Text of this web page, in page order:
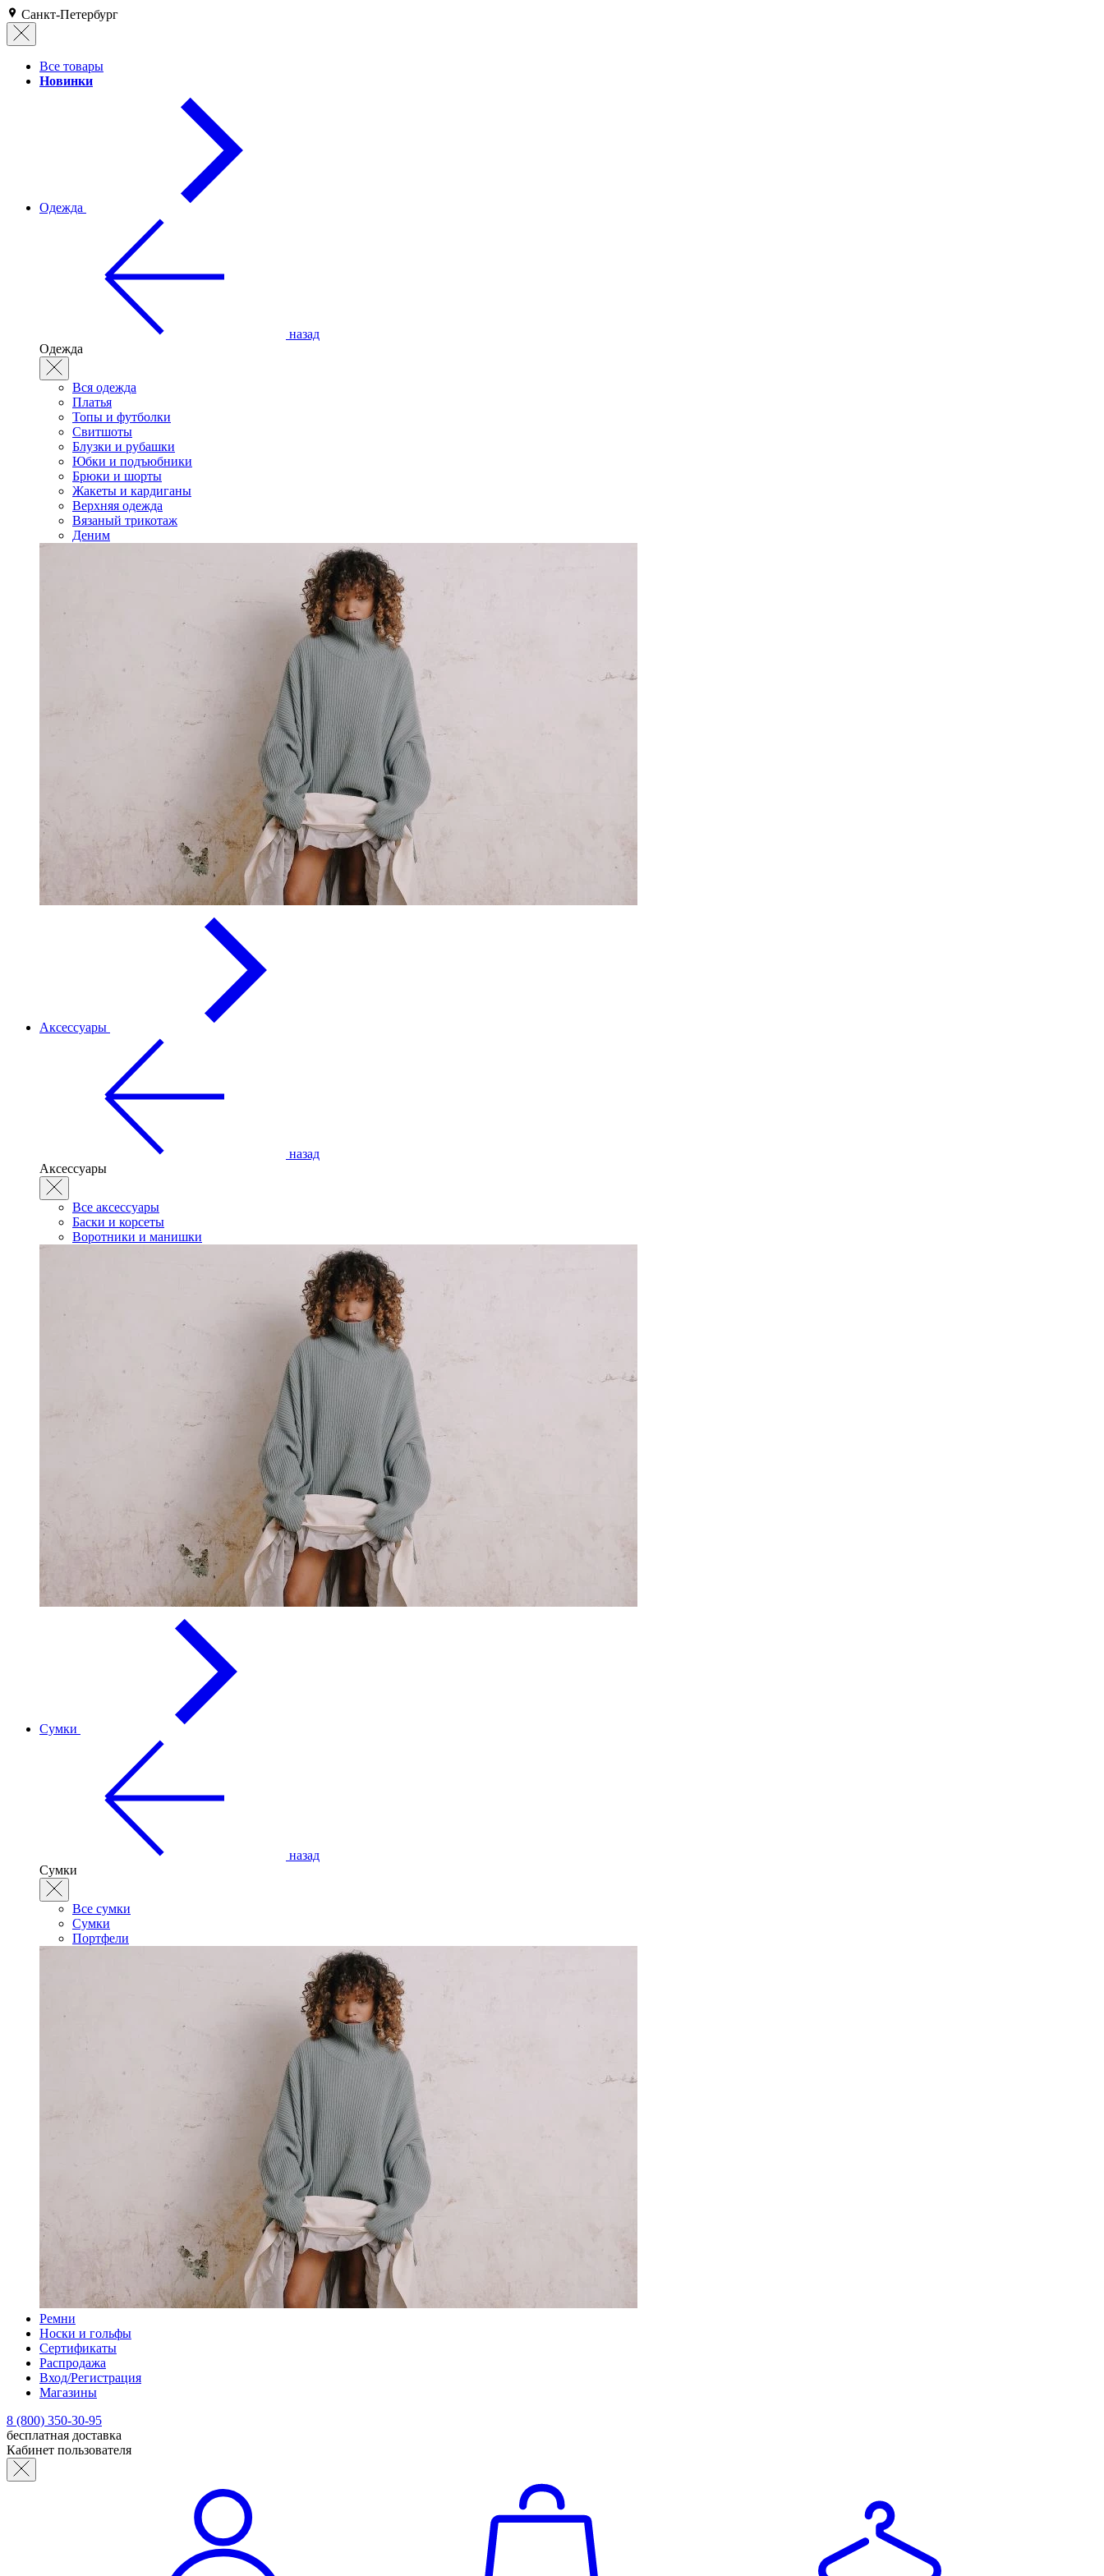
Санкт-Петербург
Все товары
Новинки
Одежда
назад
Одежда
Вся одежда
Платья
Топы и футболки
Свитшоты
Блузки и рубашки
Юбки и подъюбники
Брюки и шорты
Жакеты и кардиганы
Верхняя одежда
Вязаный трикотаж
Деним
Аксессуары
назад
Аксессуары
Все аксессуары
Баски и корсеты
Воротники и манишки
Сумки
назад
Сумки
Все сумки
Сумки
Портфели
Ремни
Носки и гольфы
Сертификаты
Распродажа
Вход/Регистрация
Магазины
8 (800) 350-30-95
бесплатная доставка
Кабинет пользователя